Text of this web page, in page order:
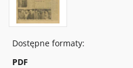
Dostępne formaty:
PDF